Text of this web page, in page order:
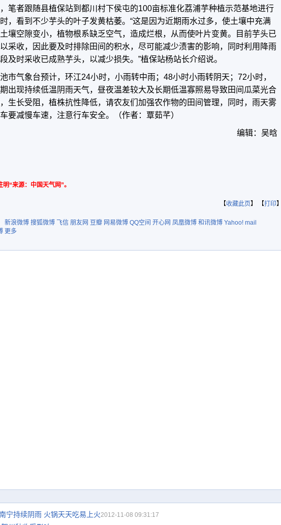
笔者跟随县植保站到都川村下侯屯的100亩标准化荔浦芋种植示范基地进行
，看到不少芋头的叶子发黄枯萎。“这是因为近期雨水过多，使土壤中充满
壤空隙变小，植物根系缺乏空气，造成烂根，从而使叶片变黄。目前芋头已
采收，因此要及时排除田间的积水，尽可能减少渍害的影响，同时利用降雨
及时采收已成熟芋头，以减少损失。”植保站杨站长介绍说。
市气象台预计，环江24小时，小雨转中雨；48小时小雨转阴天；72小时，
出现持续低温阴雨天气，昼夜温差较大及长期低温寡照易导致田间瓜菜光合
生长受阻，植株抗性降低，请农友们加强农作物的田间管理，同时，雨天雾
要减慢车速，注意行车安全。（作者：覃茹芊）
编辑：吴晗
明“来源：中国天气网”。
【收藏此页】 【打印】
新浪微博 搜狐微博 飞信 朋友网 豆瓣 网易微博 QQ空间 开心网 凤凰微博 和讯微博 Yahoo! mail
更多
宁持续阴雨 火锅天天吃易上火2012-11-08 09:31:17